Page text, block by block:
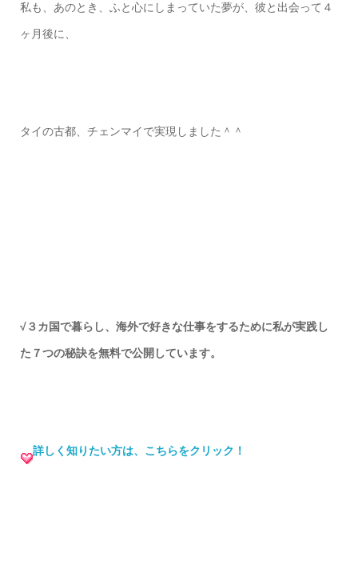
私も、あのとき、ふと心にしまっていた夢が、彼と出会って４
ヶ月後に、
タイの古都、チェンマイで実現しました＾＾
√３カ国で暮らし、海外で好きな仕事をするために私が実践し
た７つの秘訣を無料で公開しています。
詳しく知りたい方は、こちらをクリック！